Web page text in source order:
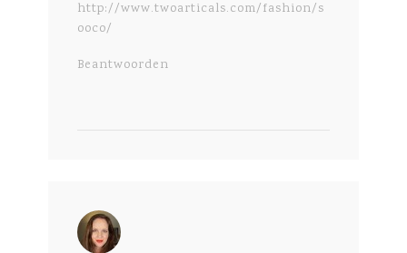
http://www.twoarticals.com/fashion/s
ooco/
Beantwoorden